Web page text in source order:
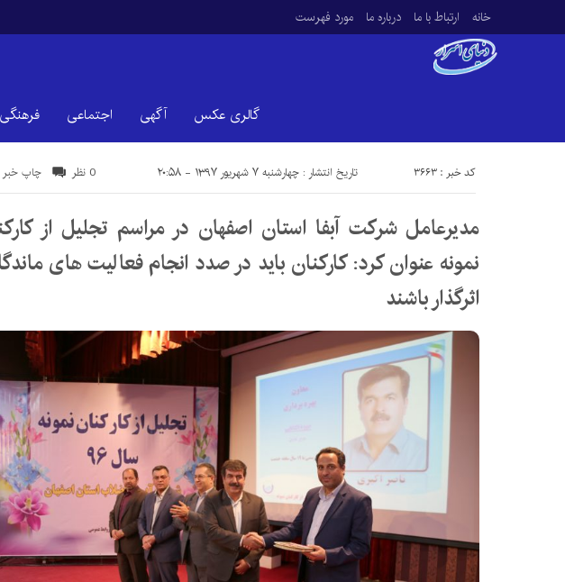
خانه ارتباط با ما درباره ما مورد فهرست
گالری عکس آگهی اجتماعی
تاریخ انتشار : چهارشنبه ۷ شهریور ۱۳۹۷ - ۲۰:۵۸ کد خبر : 3663 چاپ خبر 0 نظر
مدیرعامل شرکت آبفا استان اصفهان در مراسم تجلیل از
نمونه عنوان کرد: کارکنان باید در صدد انجام فعالیت های
اثرگذار باشند